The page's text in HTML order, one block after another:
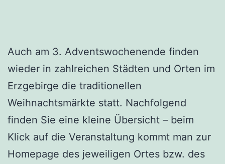
Auch am 3. Adventswochenende finden
wieder in zahlreichen Städten und Orten im
Erzgebirge die traditionellen
Weihnachtsmärkte statt. Nachfolgend
finden Sie eine kleine Übersicht – beim
Klick auf die Veranstaltung kommt man zur
Homepage des jeweiligen Ortes bzw. des